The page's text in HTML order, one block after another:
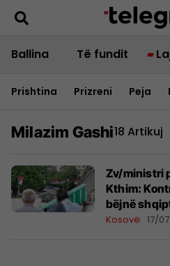
Ballina Të fundit
Prishtina Prizreni Peja
Milazim Gashi18 Artikuj
Zv/ministri
Kthim:
bëjnë
me serbë
Kosovë 17/